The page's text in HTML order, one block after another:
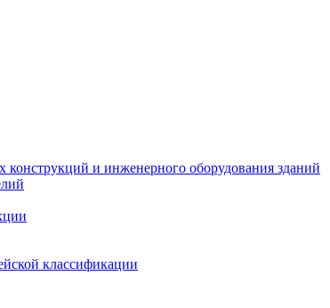
конструкций и инженерного оборудования зданий
классификации